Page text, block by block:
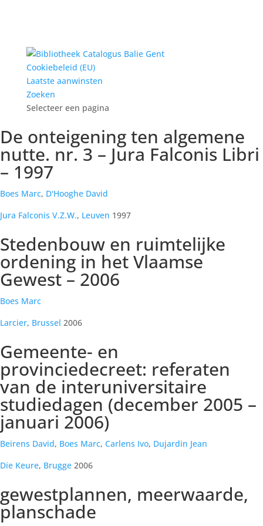
Cookiebeleid (EU)
Laatste aanwinsten
Zoeken
Selecteer een pagina
De onteigening ten algemene
nutte. nr. 3 – Jura Falconis Libri
– 1997
Boes Marc, D'Hooghe David
Jura Falconis V.Z.W., Leuven 1997
Stedenbouw en ruimtelijke
ordening in het Vlaamse
Gewest – 2006
Boes Marc
Larcier, Brussel 2006
Gemeente- en
provinciedecreet: referaten
van de interuniversitaire
studiedagen (december 2005 –
januari 2006)
Beirens David, Boes Marc, Carlens Ivo, Dujardin Jean
Die Keure, Brugge 2006
gewestplannen, meerwaarde,
planschade